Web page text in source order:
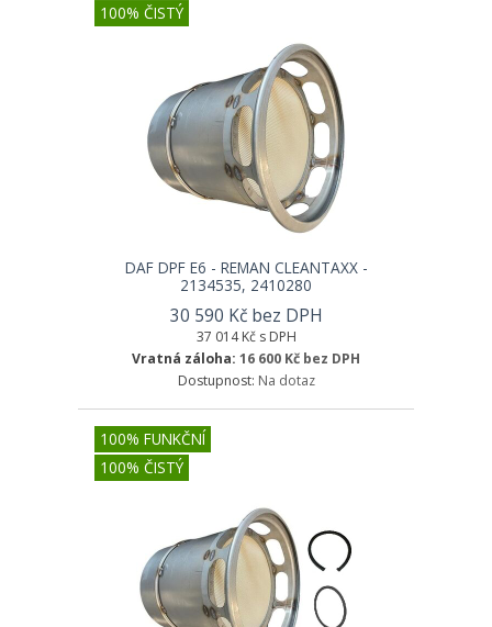
100% ČISTÝ
DAF DPF E6 - REMAN CLEANTAXX -
2134535, 2410280
30 590 Kč bez DPH
37 014 Kč s DPH
Vratná záloha: 16 600 Kč bez DPH
Dostupnost: Na dotaz
100% FUNKČNÍ
100% ČISTÝ